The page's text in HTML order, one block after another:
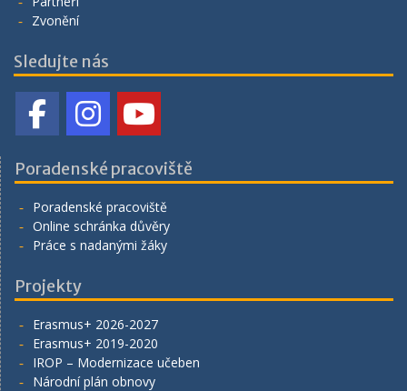
Zvonění
Sledujte nás
Poradenské pracoviště
Poradenské pracoviště
Online schránka důvěry
Práce s nadanými žáky
Projekty
Erasmus+ 2026-2027
Erasmus+ 2019-2020
IROP – Modernizace učeben
Národní plán obnovy